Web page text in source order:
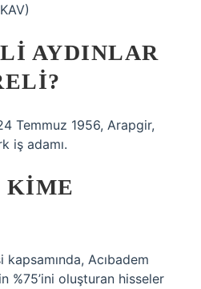
AYDINLAR
Temmuz 1956, Arapgir,
iş adamı.
KIME
Acıbadem
%75’ini oluşturan hisseler